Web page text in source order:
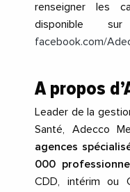
renseigner les
disponible
facebook.com/
A propos
Leader de la
Santé, Adecco
agences
000
CDD, intérim ou